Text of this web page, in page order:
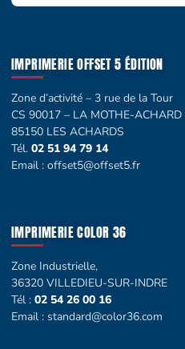
IMPRIMERIE OFFSET 5 ÉDITION
Zone d’activité – 3 rue de la Tour
CS 90017 – LA MOTHE-ACHARD
85150 LES ACHARDS
Tél. 02 51 94 79 14
Email : offset5@offset5.fr
IMPRIMERIE COLOR 36
Zone Industrielle,
36320 VILLEDIEU-SUR-INDRE
Tél : 02 54 26 00 16
Email : standard@color36.com